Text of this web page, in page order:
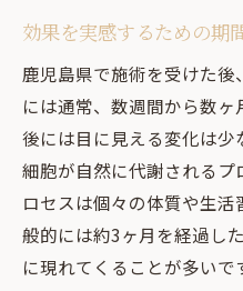
効果を実感するための期
鹿児島県で施術を受けた
には通常、数週間から数
後には目に見える変化は
細胞が自然に代謝される
ロセスは個々の体質や生
般的には約3ヶ月を経過し
に現れてくることが多い